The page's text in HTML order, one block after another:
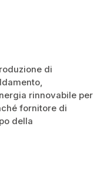
di
rinnovabile per
fornitore di
della